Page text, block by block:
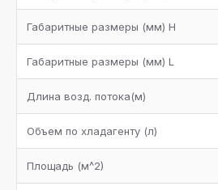
Габаритные размеры (мм) H
Габаритные размеры (мм) L
Длина возд. потока(м)
Объем по хладагенту (л)
Площадь (м^2)